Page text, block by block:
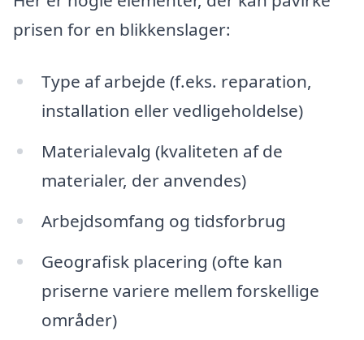
prisen for en blikkenslager:
Type af arbejde (f.eks. reparation,
installation eller vedligeholdelse)
Materialevalg (kvaliteten af de
materialer, der anvendes)
Arbejdsomfang og tidsforbrug
Geografisk placering (ofte kan
priserne variere mellem forskellige
områder)